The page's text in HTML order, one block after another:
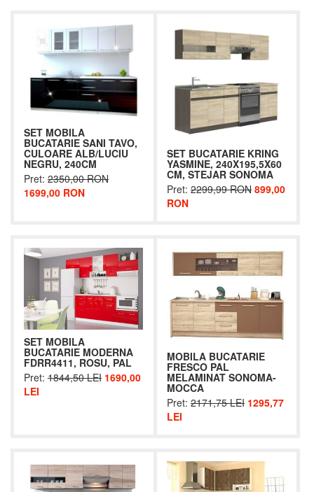
SET MOBILA
BUCATARIE SANI TAVO,
CULOARE ALB/LUCIU
NEGRU, 240CM
Pret: 2350,00 RON
1699,00 RON
SET BUCATARIE KRING
YASMINE, 240X195,5X60
CM, STEJAR SONOMA
Pret: 2299,99 RON 899,00
RON
SET MOBILA
BUCATARIE MODERNA
FDRR4411, ROSU, PAL
Pret: 1844,50 LEI 1690,00
LEI
MOBILA BUCATARIE
FRESCO PAL
MELAMINAT SONOMA-
MOCCA
Pret: 2171,75 LEI 1295,77
LEI